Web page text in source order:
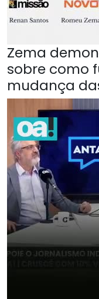
Zema
sobre como
mudança